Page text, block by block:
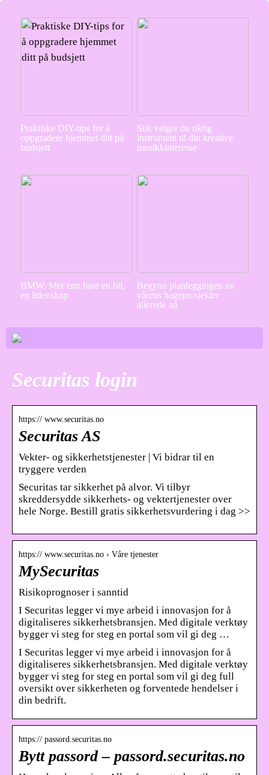
Praktiske DIY-tips for å
oppgradere hjemmet ditt på
budsjett
Slik velger du riktig
instrument til din kreative
musikkinteresse
BMW: Mer enn bare en bil,
en lidenskap
Begynn planleggingen av
vårens hageprosjekter
allerede nå
Securitas login
https:// www.securitas.no
Securitas AS
Vekter- og sikkerhetstjenester | Vi bidrar til en
tryggere verden
Securitas tar sikkerhet på alvor. Vi tilbyr
skreddersydde sikkerhets- og vektertjenester over
hele Norge. Bestill gratis sikkerhetsvurdering i dag >>
https:// www.securitas.no › Våre tjenester
MySecuritas
Risikoprognoser i sanntid
I Securitas legger vi mye arbeid i innovasjon for å
digitaliseres sikkerhetsbransjen. Med digitale verktøy
bygger vi steg for steg en portal som vil gi deg …
I Securitas legger vi mye arbeid i innovasjon for å
digitaliseres sikkerhetsbransjen. Med digitale verktøy
bygger vi steg for steg en portal som vil gi deg full
oversikt over sikkerheten og forventede hendelser i
din bedrift.
https:// passord.securitas.no
Bytt passord – passord.securitas.no